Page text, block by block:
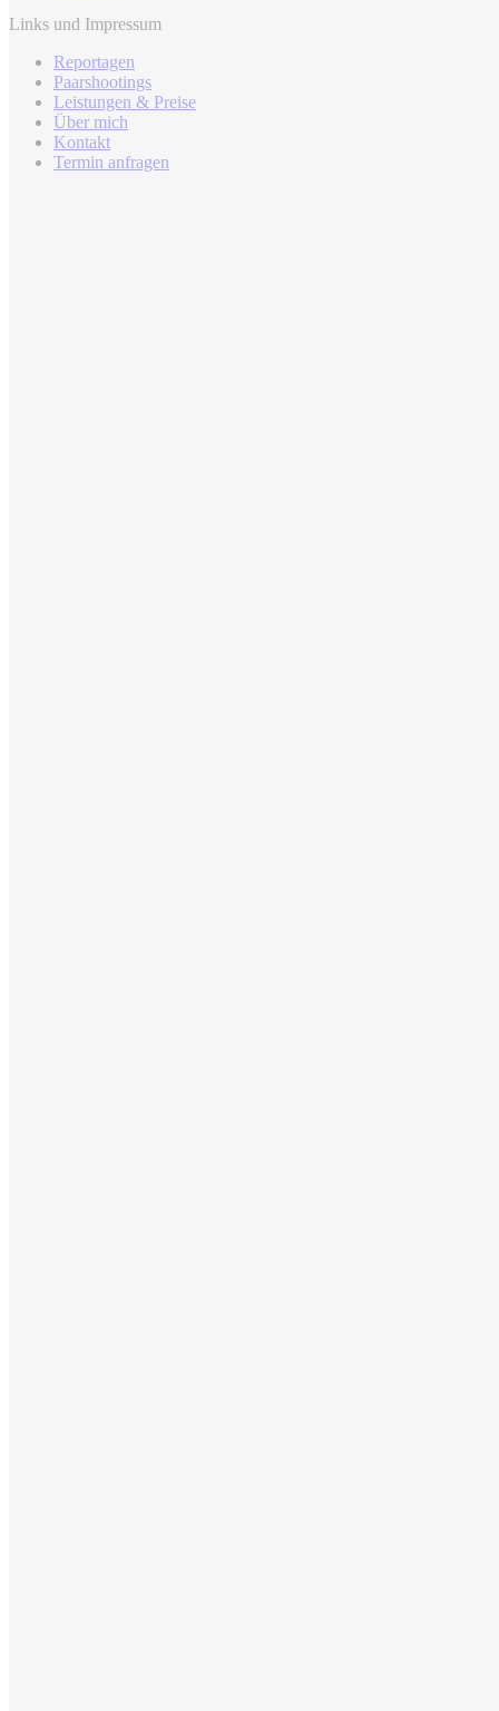
Links und Impressum
Reportagen
Paarshootings
Leistungen & Preise
Über mich
Kontakt
Termin anfragen